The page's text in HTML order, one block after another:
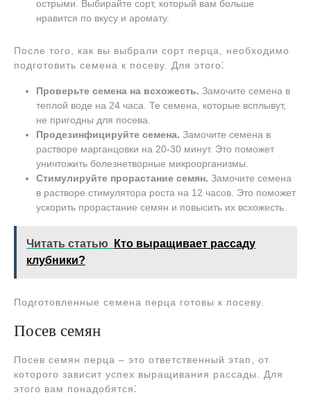
острыми. Выбирайте сорт, который вам больше
нравится по вкусу и аромату.
После того, как вы выбрали сорт перца, необходимо
подготовить семена к посеву. Для этого⁚
Проверьте семена на всхожесть. Замочите семена в
теплой воде на 24 часа. Те семена, которые всплывут,
не пригодны для посева.
Продезинфицируйте семена. Замочите семена в
растворе марганцовки на 20-30 минут. Это поможет
уничтожить болезнетворные микроорганизмы.
Стимулируйте прорастание семян. Замочите семена
в растворе стимулятора роста на 12 часов. Это поможет
ускорить прорастание семян и повысить их всхожесть.
Читать статью
Кто выращивает рассаду
клубники?
Подготовленные семена перца готовы к посеву.
Посев семян
Посев семян перца – это ответственный этап, от
которого зависит успех выращивания рассады. Для
этого вам понадобятся⁚